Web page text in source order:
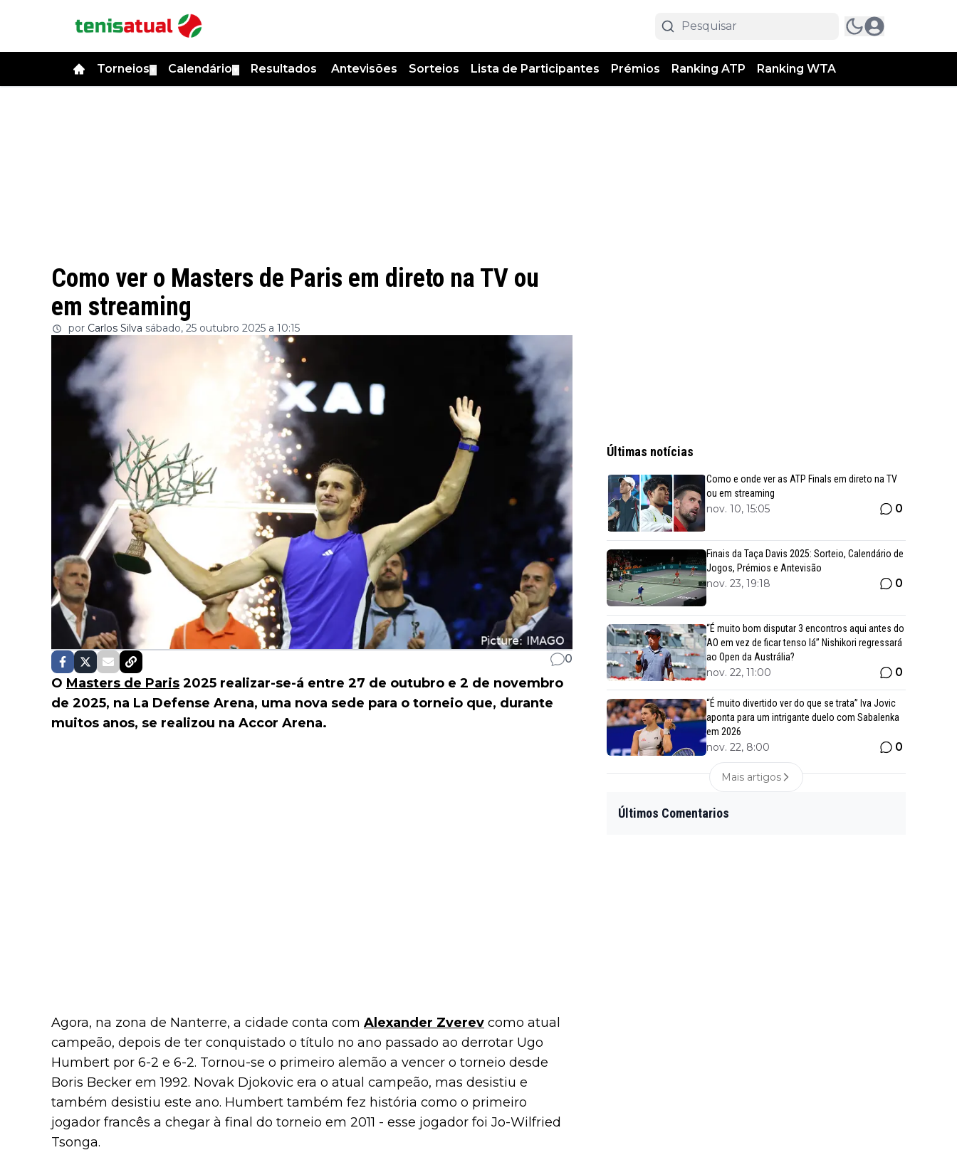
Torneios Calendário Resultados Antevisões Sorteios Lista de Participantes Prémios Ranking ATP Ranking WTA
Como ver o Masters de Paris em direto na TV ou
em streaming
por Carlos Silva sábado, 25 outubro 2025 a 10:15
0
O Masters de Paris 2025 realizar-se-á entre 27 de outubro e 2 de novembro
de 2025, na La Defense Arena, uma nova sede para o torneio que, durante
muitos anos, se realizou na Accor Arena.
Agora, na zona de Nanterre, a cidade conta com Alexander Zverev como atual
campeão, depois de ter conquistado o título no ano passado ao derrotar Ugo
Humbert por 6-2 e 6-2. Tornou-se o primeiro alemão a vencer o torneio desde
Boris Becker em 1992. Novak Djokovic era o atual campeão, mas desistiu e
também desistiu este ano. Humbert também fez história como o primeiro
jogador francês a chegar à final do torneio em 2011 - esse jogador foi Jo-Wilfried
Tsonga.
Últimas notícias
Como e onde ver as ATP Finals em direto na TV
ou em streaming
nov. 10, 15:05 0
Finais da Taça Davis 2025: Sorteio, Calendário de
Jogos, Prémios e Antevisão
nov. 23, 19:18 0
“É muito bom disputar 3 encontros aqui antes do
AO em vez de ficar tenso lá” Nishikori regressará
ao Open da Austrália?
nov. 22, 11:00 0
“É muito divertido ver do que se trata” Iva Jovic
aponta para um intrigante duelo com Sabalenka
em 2026
nov. 22, 8:00 0
Mais artigos
Últimos Comentarios